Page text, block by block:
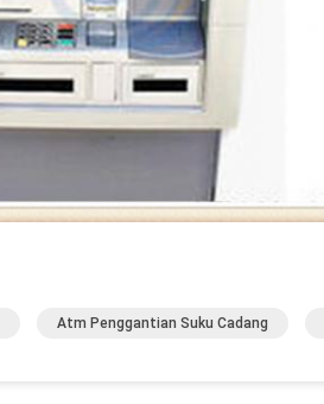
Atm Penggantian Suku Cadang